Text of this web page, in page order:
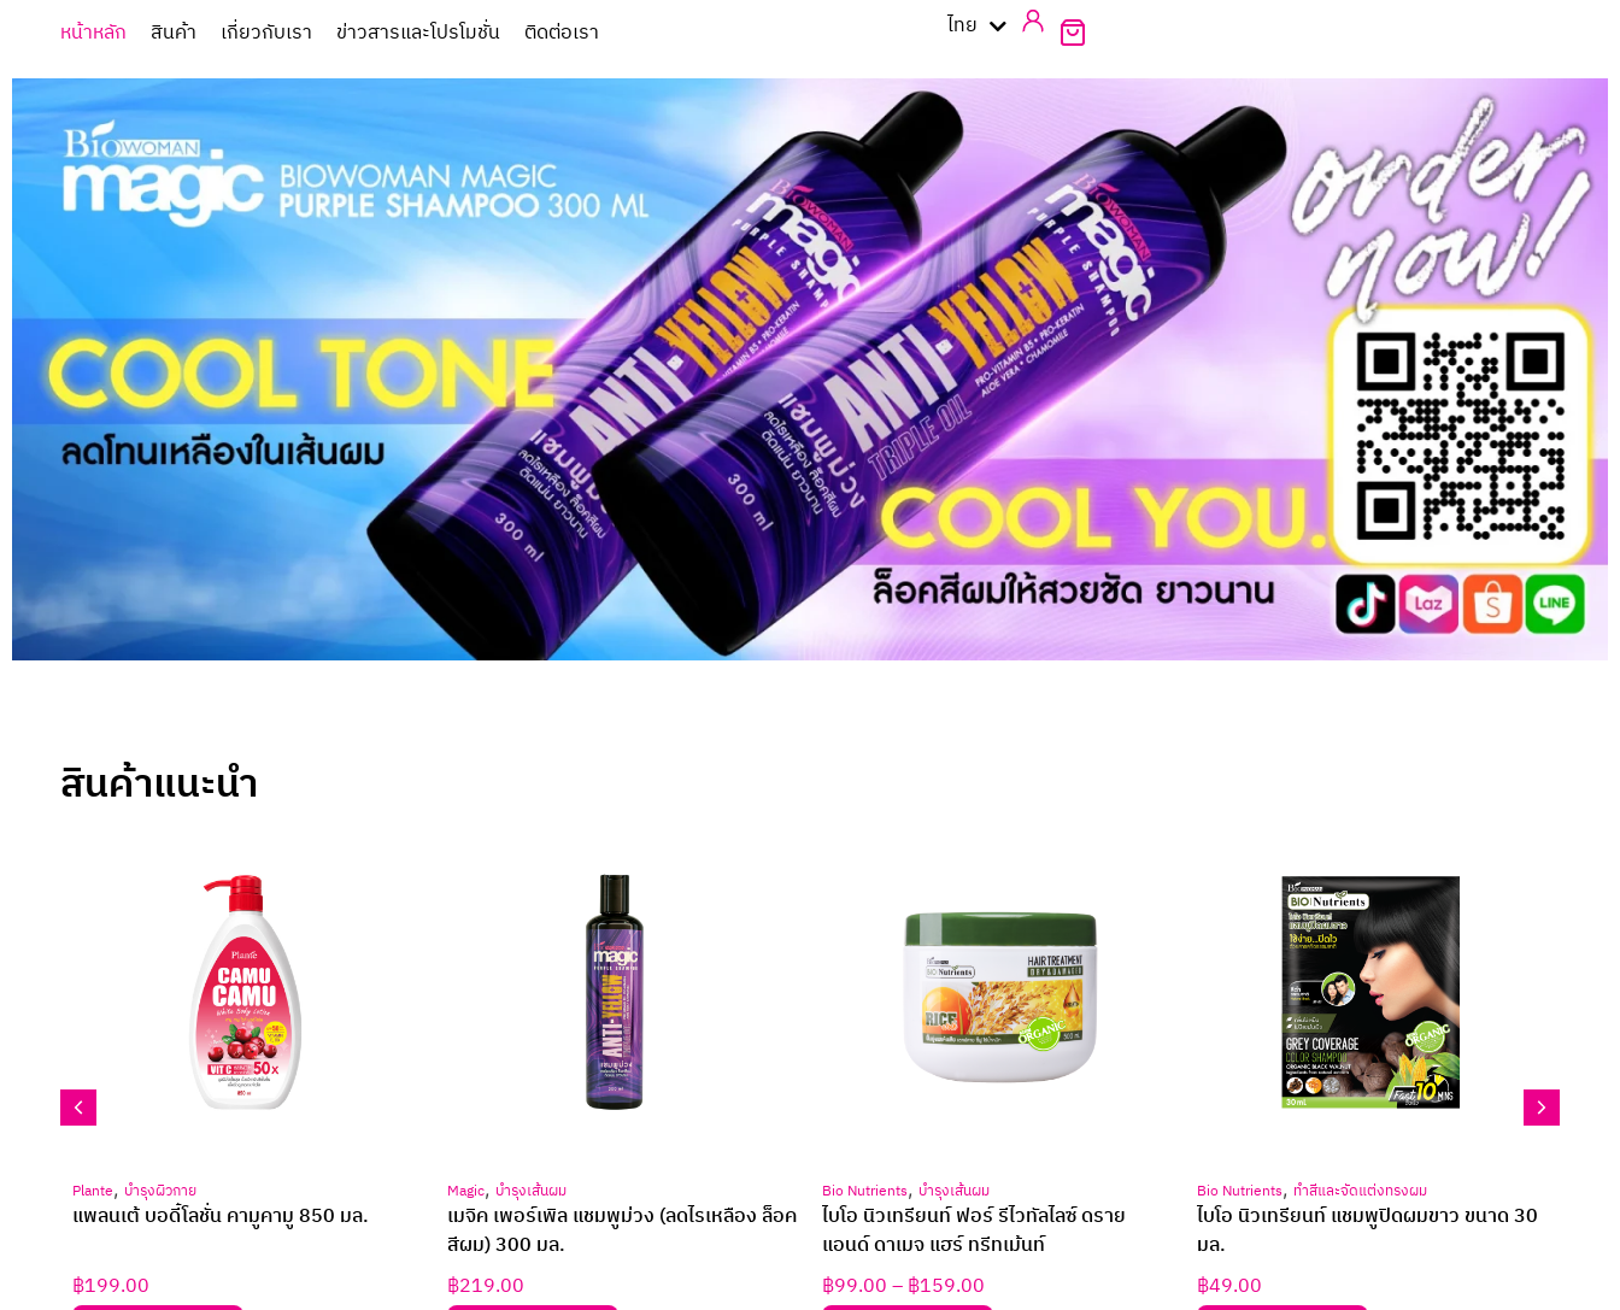
หน้าหลัก สินค้า เกี่ยวกับเรา ข่าวสารและโปรโมชั่น ติดต่อเรา ไทย
English
สินค้าแนะนำ
Plante, บำรุงผิวกาย
แพลนเต้ บอดี้โลชั่น คามูคามู 850 มล.
฿199.00
Magic, บำรุงเส้นผม
เมจิค เพอร์เพิล แชมพูม่วง (ลดไรเหลือง ล็อค
สีผม) 300 มล.
฿219.00
Bio Nutrients, บำรุงเส้นผม
ไบโอ นิวเทรียนท์ ฟอร์ รีไวทัลไลซ์ ดราย
แอนด์ ดาเมจ แฮร์ ทรีทเม้นท์
฿99.00–฿159.00
Bio Nutrients, ทำสีและจัดแต่งทรงผม
ไบโอ นิวเทรียนท์ แชมพูปิดผมขาว ขนาด 30
มล.
฿49.00